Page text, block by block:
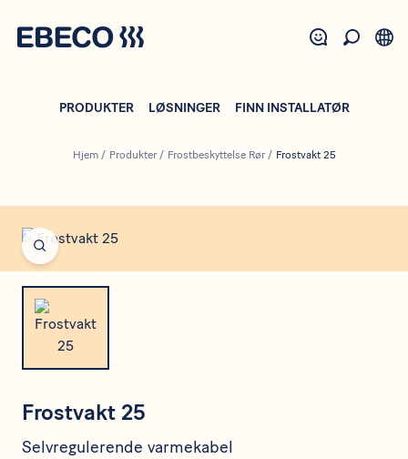
hovedinnhold
PRODUKTER LØSNINGER FINN INSTALLATØR
Hjem/ Produkter/ Frostbeskyttelse Rør/ Frostvakt 25
Open fullscreen
Frostvakt 25
Selvregulerende varmekabel